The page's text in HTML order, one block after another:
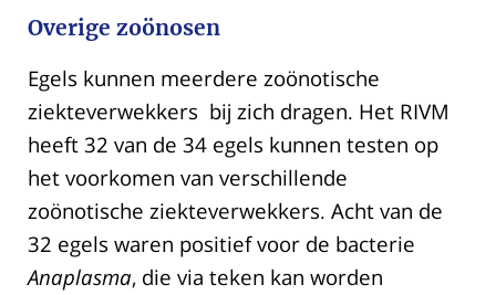
Overige zoönosen
Egels kunnen meerdere zoönotische
ziekteverwekkers bij zich dragen. Het RIVM
heeft 32 van de 34 egels kunnen testen op
het voorkomen van verschillende
zoönotische ziekteverwekkers. Acht van de
32 egels waren positief voor de bacterie
Anaplasma, die via teken kan worden